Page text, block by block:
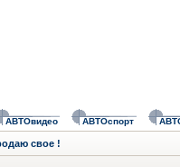
АВТОвидео АВТОспорт
свое !